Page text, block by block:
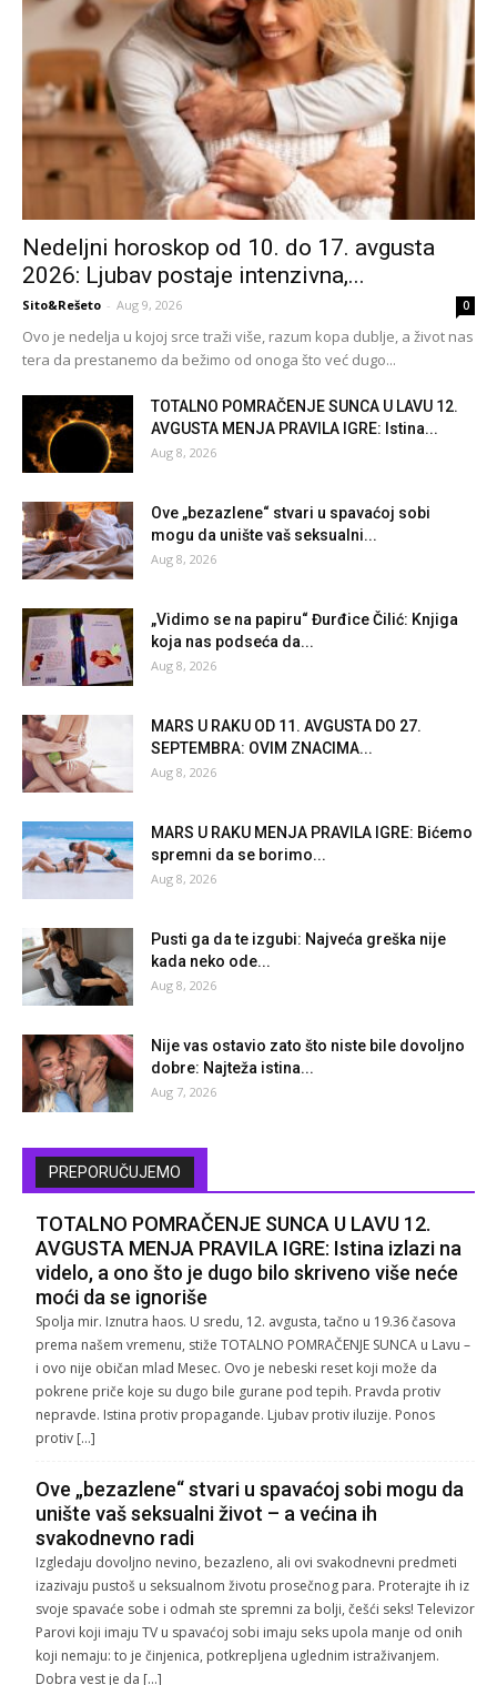
Nedeljni horoskop od 10. do 17. avgusta
2026: Ljubav postaje intenzivna,...
Sito&Rešeto - Aug 9, 2026 0
Ovo je nedelja u kojoj srce traži više, razum kopa dublje, a život nas
tera da prestanemo da bežimo od onoga što već dugo...
TOTALNO POMRAČENJE SUNCA U LAVU 12.
AVGUSTA MENJA PRAVILA IGRE: Istina...
Aug 8, 2026
Ove „bezazlene“ stvari u spavaćoj sobi
mogu da unište vaš seksualni...
Aug 8, 2026
„Vidimo se na papiru“ Đurđice Čilić: Knjiga
koja nas podseća da...
Aug 8, 2026
MARS U RAKU OD 11. AVGUSTA DO 27.
SEPTEMBRA: OVIM ZNACIMA...
Aug 8, 2026
MARS U RAKU MENJA PRAVILA IGRE: Bićemo
spremni da se borimo...
Aug 8, 2026
Pusti ga da te izgubi: Najveća greška nije
kada neko ode...
Aug 8, 2026
Nije vas ostavio zato što niste bile dovoljno
dobre: Najteža istina...
Aug 7, 2026
PREPORUČUJEMO
TOTALNO POMRAČENJE SUNCA U LAVU 12.
AVGUSTA MENJA PRAVILA IGRE: Istina izlazi na
videlo, a ono što je dugo bilo skriveno više neće
moći da se ignoriše
Spolja mir. Iznutra haos. U sredu, 12. avgusta, tačno u 19.36 časova
prema našem vremenu, stiže TOTALNO POMRAČENJE SUNCA u Lavu –
i ovo nije običan mlad Mesec. Ovo je nebeski reset koji može da
pokrene priče koje su dugo bile gurane pod tepih. Pravda protiv
nepravde. Istina protiv propagande. Ljubav protiv iluzije. Ponos
protiv […]
Ove „bezazlene“ stvari u spavaćoj sobi mogu da
unište vaš seksualni život – a većina ih
svakodnevno radi
Izgledaju dovoljno nevino, bezazleno, ali ovi svakodnevni predmeti
izazivaju pustoš u seksualnom životu prosečnog para. Proterajte ih iz
svoje spavaće sobe i odmah ste spremni za bolji, češći seks! Televizor
Parovi koji imaju TV u spavaćoj sobi imaju seks upola manje od onih
koji nemaju: to je činjenica, potkrepljena uglednim istraživanjem.
Dobra vest je da […]